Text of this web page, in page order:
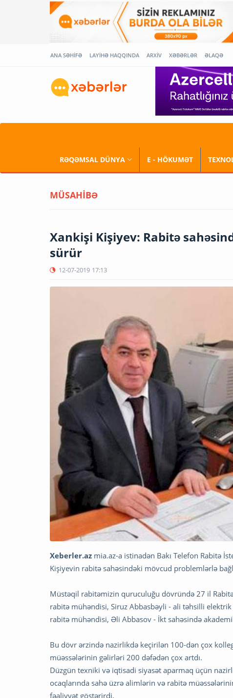
ANA SƏHİFƏ LAYİHƏ HAQQINDA ARXİV XƏBƏRLƏR ƏLAQƏ
RƏQƏMSAL DÜNYA E - HÖKUMƏT
MÜSAHİBƏ
Xankişi Kişiyev: Rabitə
sürür
12-07-2019 17:13
Xeberler.az mia.az-a istinadən Bakı Telefon Rabitə
Kişiyevin rabitə sahəsindəki mövcud problemlərlə
Müstəqil rabitəmizin quruculuğu dövründə 27 il
rabitə mühəndisi, Siruz Abbasbəyli - ali təhsilli
rabitə mühəndisi, Əli Abbasov - İkt sahəsində
Bu dövr ərzində nazirlikdə keçirilən 100-dən çox
müəssələrinin gəlirləri 200 dəfədən çox artdı.
Düzgün texniki və iqtisadi siyasət aparmaq üçün
ocaqlarında sahə üzrə alimlərin və rabitə
fəaliyyət göstərirdi.